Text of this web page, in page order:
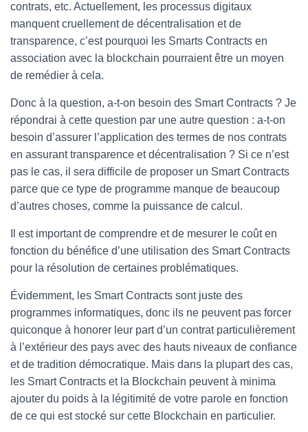
contrats, etc. Actuellement, les processus digitaux
manquent cruellement de décentralisation et de
transparence, c’est pourquoi les Smarts Contracts en
association avec la blockchain pourraient être un moyen
de remédier à cela.
Donc à la question, a-t-on besoin des Smart Contracts ? Je
répondrai à cette question par une autre question : a-t-on
besoin d’assurer l’application des termes de nos contrats
en assurant transparence et décentralisation ? Si ce n’est
pas le cas, il sera difficile de proposer un Smart Contracts
parce que ce type de programme manque de beaucoup
d’autres choses, comme la puissance de calcul.
Il est important de comprendre et de mesurer le coût en
fonction du bénéfice d’une utilisation des Smart Contracts
pour la résolution de certaines problématiques.
Évidemment, les Smart Contracts sont juste des
programmes informatiques, donc ils ne peuvent pas forcer
quiconque à honorer leur part d’un contrat particulièrement
à l’extérieur des pays avec des hauts niveaux de confiance
et de tradition démocratique. Mais dans la plupart des cas,
les Smart Contracts et la Blockchain peuvent à minima
ajouter du poids à la légitimité de votre parole en fonction
de ce qui est stocké sur cette Blockchain en particulier.